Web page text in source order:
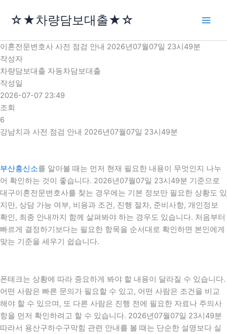
로
건
너
뛰
기
☆★차량담보대출★☆
이혼전문변호사 사전 점검 안내 2026년07월07일 23시49분
작성자
차량담보대출 자동차담보대출
작성일
2026-07-07 23:49
조회
6
강남치과 사전 점검 안내 2026년07월07일 23시49분
부산흥신소를 알아볼 때는 먼저 현재 필요한 내용이 무엇인지 나누
어 확인하는 것이 좋습니다. 2026년07월07일 23시49분 기준으로
대구이혼전문변호사를 찾는 경우에는 기본 정보만 필요한 상황도 있
지만, 상담 가능 여부, 비용과 조건, 진행 절차, 준비사항, 개인정보
확인, 최종 안내까지 함께 살펴봐야 하는 경우도 있습니다. 처음부터
빠르게 결정하기보다는 필요한 항목을 순서대로 확인하면 본인에게
맞는 기준을 세우기 쉽습니다.
폰테크는 상황에 따라 중요하게 봐야 할 내용이 달라질 수 있습니다.
어떤 사람은 빠른 문의가 필요할 수 있고, 어떤 사람은 조건을 비교
해야 할 수 있으며, 또 다른 사람은 진행 전에 필요한 자료나 주의사
항을 먼저 확인하려고 할 수 있습니다. 2026년07월07일 23시49분
따라서 용산구하수구막힘 관련 안내를 볼 때는 단순한 설명보다 실